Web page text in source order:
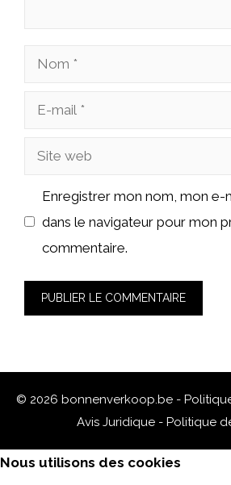
Nom
Site
Enregistrer mon nom, mon e-
dans le navigateur pour mon
commentaire.
© 2026 bonnenverkoop.be -
Avis Juridique - Politique
Nous utilisons des cookies